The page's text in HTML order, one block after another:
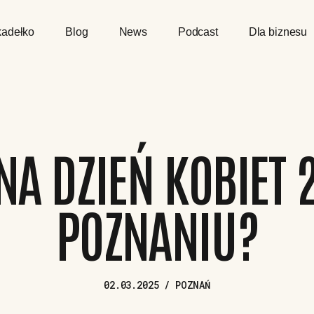
Blog News Podcast Dla biznesu
DZIEŃ
POZNANIU?
02.03.2025 / POZNAŃ